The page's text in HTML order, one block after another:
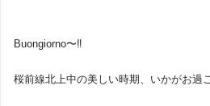
Buongiorno〜‼︎
桜前線北上中の美しい時期、いかがお過